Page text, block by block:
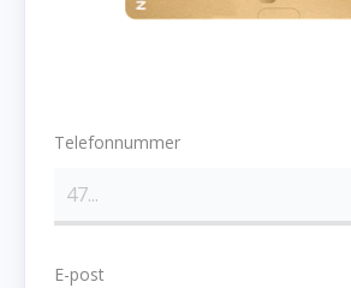
Telefonnummer
E-post